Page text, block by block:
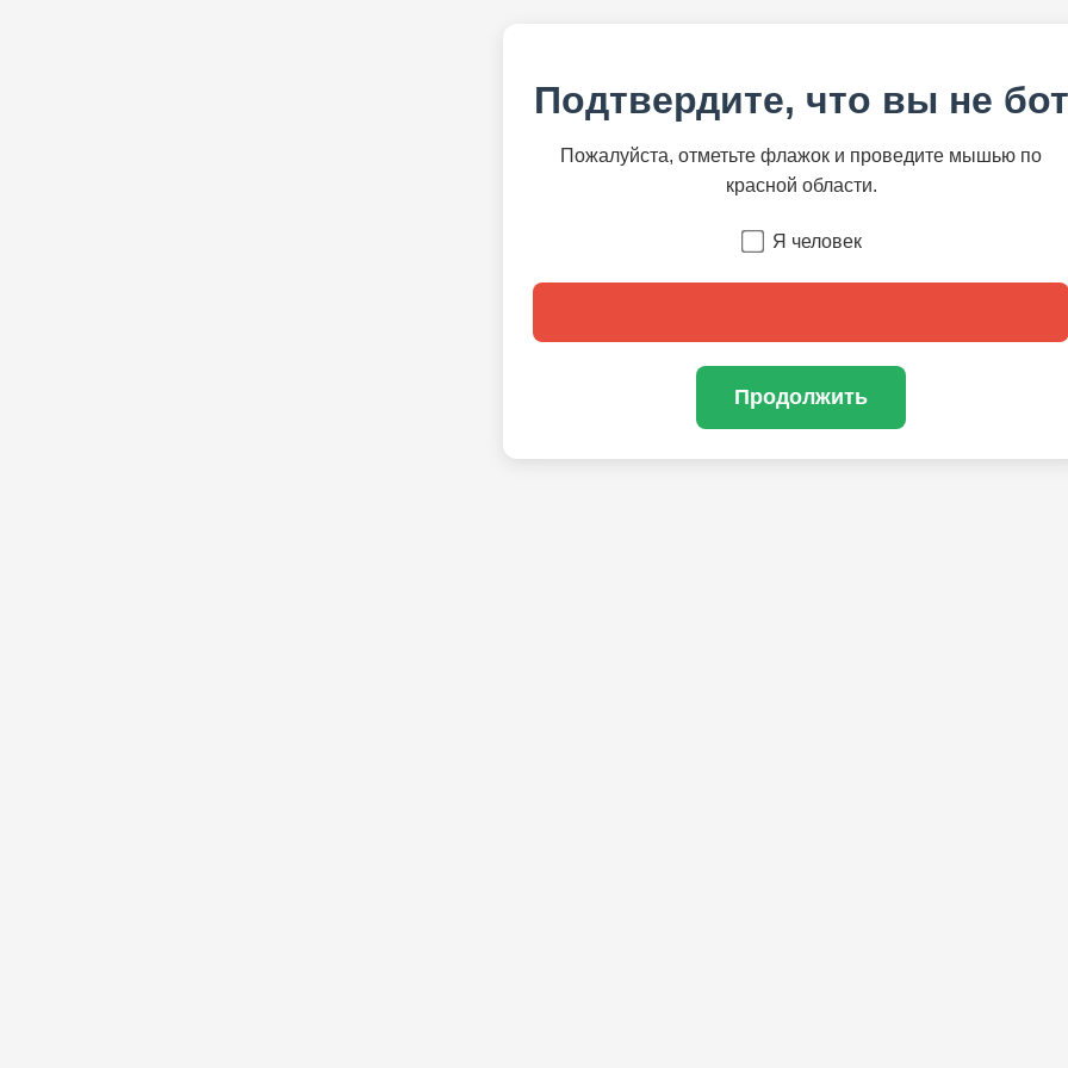
Подтвердите, что вы не бот
Пожалуйста, отметьте флажок и проведите мышью по
красной области.
Я человек
Продолжить